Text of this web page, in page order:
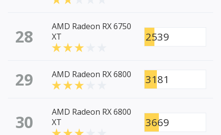
28
AMD Radeon RX 6750
XT
2539
29 AMD Radeon RX 6800 3181
30
AMD Radeon RX 6800
XT
3669